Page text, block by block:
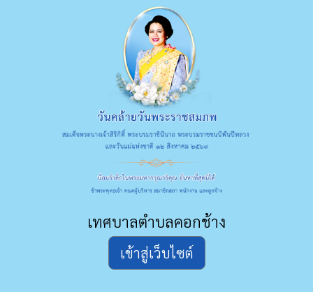
เทศบาลตำบลคอกช้าง
เข้าสู่เว็บไซต์